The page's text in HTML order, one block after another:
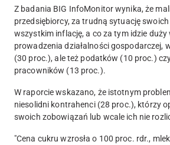
Z badania BIG InfoMonitor wynika, że
przedsiębiorcy, za trudną sytuację
wszystkim inflację, a co za tym idzie
prowadzenia działalności gospodarczej,
(30 proc.), ale też podatków (10 proc.)
pracowników (13 proc.).
W raporcie wskazano, że istotnym
niesolidni kontrahenci (28 proc.), którzy
swoich zobowiązań lub wcale ich nie
"Cena cukru wzrosła o 100 proc. rdr.,